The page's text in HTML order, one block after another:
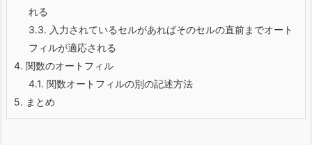
れる
3.3. 入力されているセルがあればそのセルの直前までオート
フィルが適応される
4. 関数のオートフィル
4.1. 関数オートフィルの別の記述方法
5. まとめ